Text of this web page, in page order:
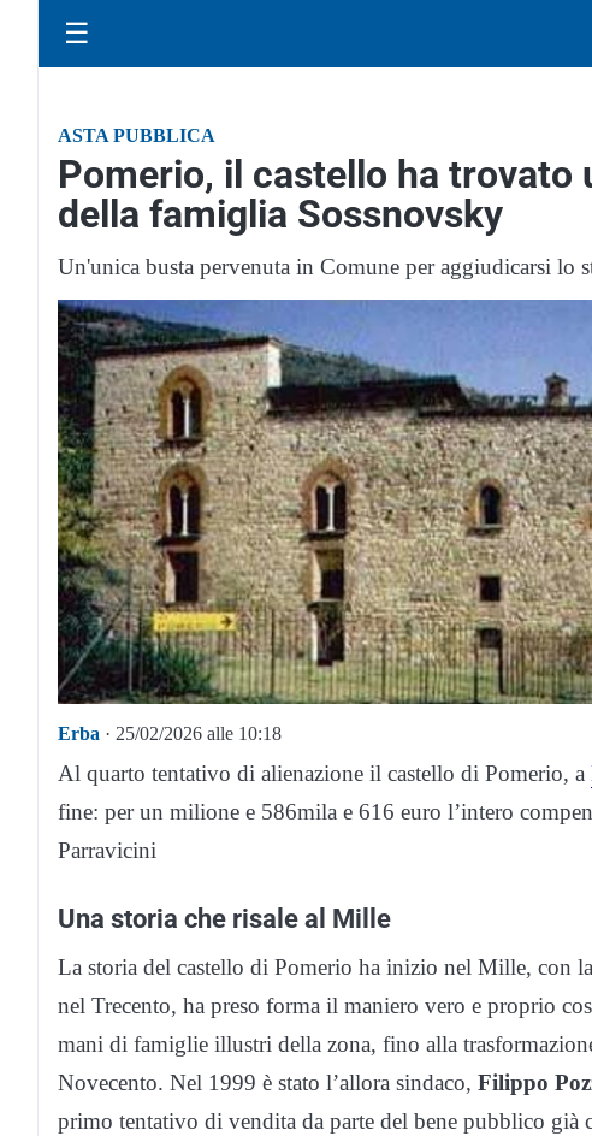
☰
ASTA PUBBLICA
Pomerio, il castello ha trovato
della famiglia Sossnovsky
Un'unica busta pervenuta in Comune per aggiudicarsi lo
Erba · 25/02/2026 alle 10:18
Al quarto tentativo di alienazione il castello di Pomerio, a
fine: per un milione e 586mila e 616 euro l’intero
Parravicini
Una storia che risale al Mille
La storia del castello di Pomerio ha inizio nel Mille, con
nel Trecento, ha preso forma il maniero vero e proprio
mani di famiglie illustri della zona, fino alla
Novecento. Nel 1999 è stato l’allora sindaco, Filippo
primo tentativo di vendita da parte del bene pubblico già